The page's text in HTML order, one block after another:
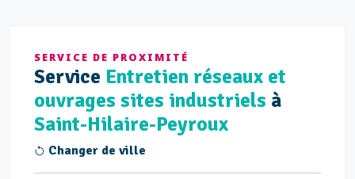
SERVICE DE PROXIMITÉ
Service Entretien réseaux et
ouvrages sites industriels à
Saint-Hilaire-Peyroux
Changer de ville